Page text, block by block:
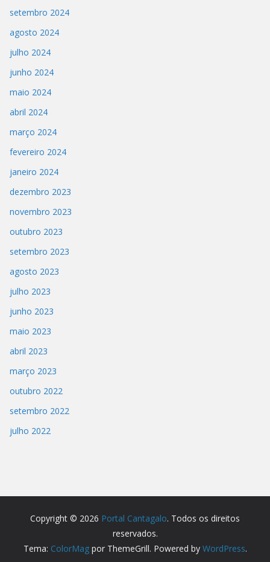
setembro 2024
agosto 2024
julho 2024
junho 2024
maio 2024
abril 2024
março 2024
fevereiro 2024
janeiro 2024
dezembro 2023
novembro 2023
outubro 2023
setembro 2023
agosto 2023
julho 2023
junho 2023
maio 2023
abril 2023
março 2023
outubro 2022
setembro 2022
julho 2022
Copyright © 2026 Portal Cantagalo. Todos os direitos
reservados.
Tema: ColorMagpor ThemeGrill. Powered by WordPress.